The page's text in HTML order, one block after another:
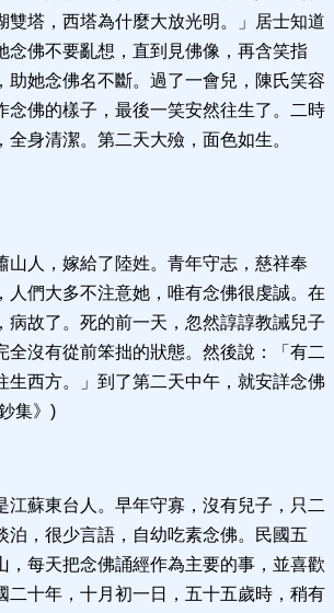
雙塔，西塔為什麼大放光明。」居士知道
念佛不要亂想，直到見佛像，再含笑指
助她念佛名不斷。過了一會兒，陳氏笑容
念佛的樣子，最後一笑安然往生了。二時
全身清潔。第二天大殮，面色如生。
山人，嫁給了陸姓。青年守志，慈祥奉
人們大多不注意她，唯有念佛很虔誠。在
病故了。死的前一天，忽然諄諄教誡兒子
全沒有從前笨拙的狀態。然後說：「有二
生西方。」到了第二天中午，就安詳念佛
集》)
江蘇東台人。早年守寡，沒有兒子，只二
泊，很少言語，自幼吃素念佛。民國五
，每天把念佛誦經作為主要的事，並喜歡
二十年，十月初一日，五十五歲時，稍有